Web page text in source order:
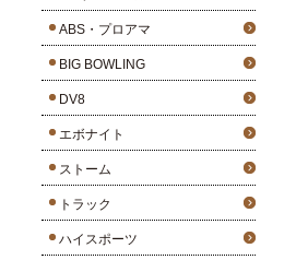
ABS・プロアマ
BIG BOWLING
DV8
エボナイト
ストーム
トラック
ハイスポーツ